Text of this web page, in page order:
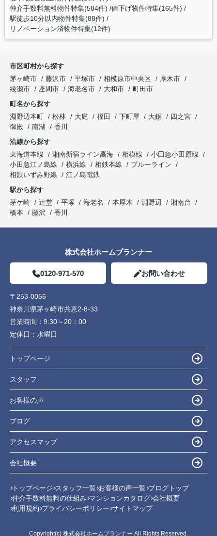
仲介手数料無料物件特集(584件) 値下げ物件特集(165件)
駅徒歩10分以内物件特集(88件)
リノベーション済物件特集(12件)
市区町村から探す
茅ヶ崎市
藤沢市 平塚市 相模原市中央区
厚木市
綾瀬市
座間市 海老名市 大和市
町田市
町名から探す
淵野辺本町
松林 大庭 福田 下町屋 大鋸
四之宮
御殿
南湖
香川
沿線から探す
東海道本線
湘南新宿ライン高海 相模線
小田急小田原線
小田急江ノ島線
横浜線 相鉄本線
ブルーライン
相鉄いずみ野線
江ノ島電鉄
駅から探す
茅ケ崎
辻堂 平塚 海老名 本厚木 淵野辺
湘南台
橋本
藤沢 香川
株式会社ホームプランナー
0120-971-570 お問い合わせ
〒253-0056
神奈川県茅ヶ崎市共恵2-8-33
営業時間： 9:30～20：00
定休日： 水曜日
トップページ
スタッフ
お客様の声
ブログ
アクセスマップ
会社概要
トップページ スタッフ一覧 お客様の声一覧 ブログトップ
仲介手数料無料の仕組み マンションカタログ 会社概要
利用規約 プライバシーポリシー サイトマップ
Copyright(c) 株式会社ホームプランナー All Rights Reserved.